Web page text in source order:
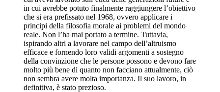
in cui avrebbe potuto finalmente raggiungere l’obiettivo
che si era prefissato nel 1968, ovvero applicare i
principi della filosofia morale ai problemi del mondo
reale. Non l’ha mai portato a termine. Tuttavia,
ispirando altri a lavorare nel campo dell’altruismo
efficace e fornendo loro validi argomenti a sostegno
della convinzione che le persone possono e devono fare
molto più bene di quanto non facciano attualmente, ciò
non sembra avere molta importanza. Il suo lavoro, in
definitiva, è stato prezioso.